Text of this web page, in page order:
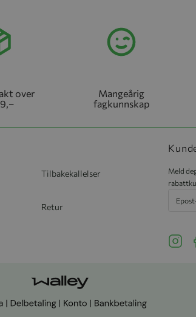
over
Mangeårig
fagkunnskap
Tilbakekallelser
Retur
Meld
See